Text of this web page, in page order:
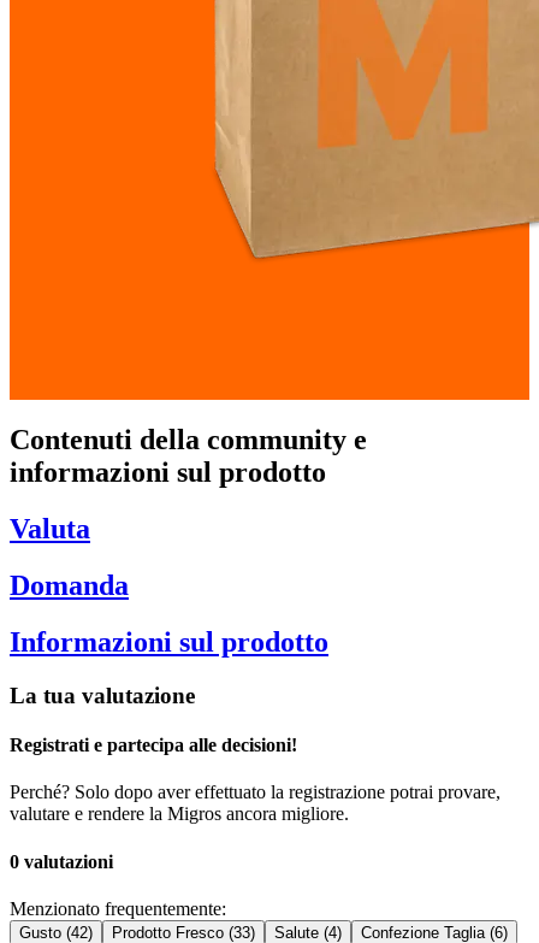
Contenuti della community e
informazioni sul prodotto
Valuta
Domanda
Informazioni sul prodotto
La tua valutazione
Registrati e partecipa alle decisioni!
Perché? Solo dopo aver effettuato la registrazione potrai provare,
valutare e rendere la Migros ancora migliore.
0 valutazioni
Menzionato frequentemente:
Gusto (42) Prodotto Fresco (33) Salute (4) Confezione Taglia (6)